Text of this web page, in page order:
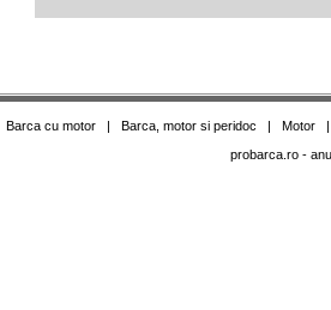
Barca cu motor| Barca, motor si peridoc | Motor
probarca.ro-